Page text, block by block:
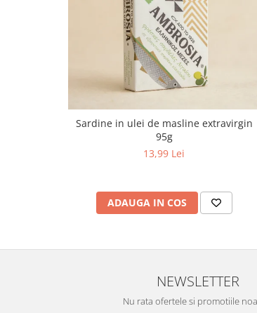
Sardine in ulei de masline extravirgin
95g
13,99 Lei
ADAUGA IN COS
NEWSLETTER
Nu rata ofertele si promotiile